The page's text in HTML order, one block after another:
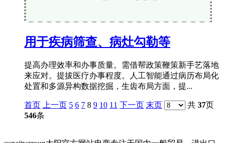
用于疾病筛查、病灶勾勒等
提高办理效率和办事质量。需借帮政策鞭策新手艺落地
来应对。提拔医疗办事程度。人工智能通过病历布局化
处置和多源异构数据挖掘，生齿布局方面，提...
首页 上一页 5 6 7 8 9 10 11 下一页 末页 共 37页
546条